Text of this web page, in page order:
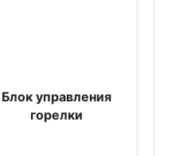
Блок управления
горелки